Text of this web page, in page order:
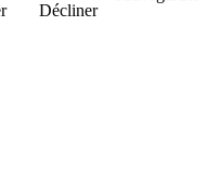
Décliner